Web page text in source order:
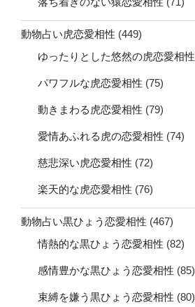
動物占い虎恋愛相性 (449)
ゆったりとした悠然の虎恋愛相性
パワフルな虎恋愛相性 (75)
動きまわる虎恋愛相性 (79)
愛情あふれる虎の恋愛相性 (74)
慈悲深い虎恋愛相性 (72)
楽天的な虎恋愛相性 (76)
動物占い黒ひょう恋愛相性 (467)
情熱的な黒ひょう恋愛相性 (82)
感情豊かな黒ひょう恋愛相性 (85)
束縛を嫌う黒ひょう恋愛相性 (80)